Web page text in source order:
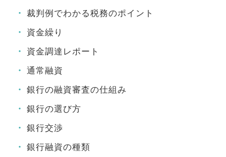
裁判例でわかる税務のポイント
資金繰り
資金調達レポート
通常融資
銀行の融資審査の仕組み
銀行の選び方
銀行交渉
銀行融資の種類